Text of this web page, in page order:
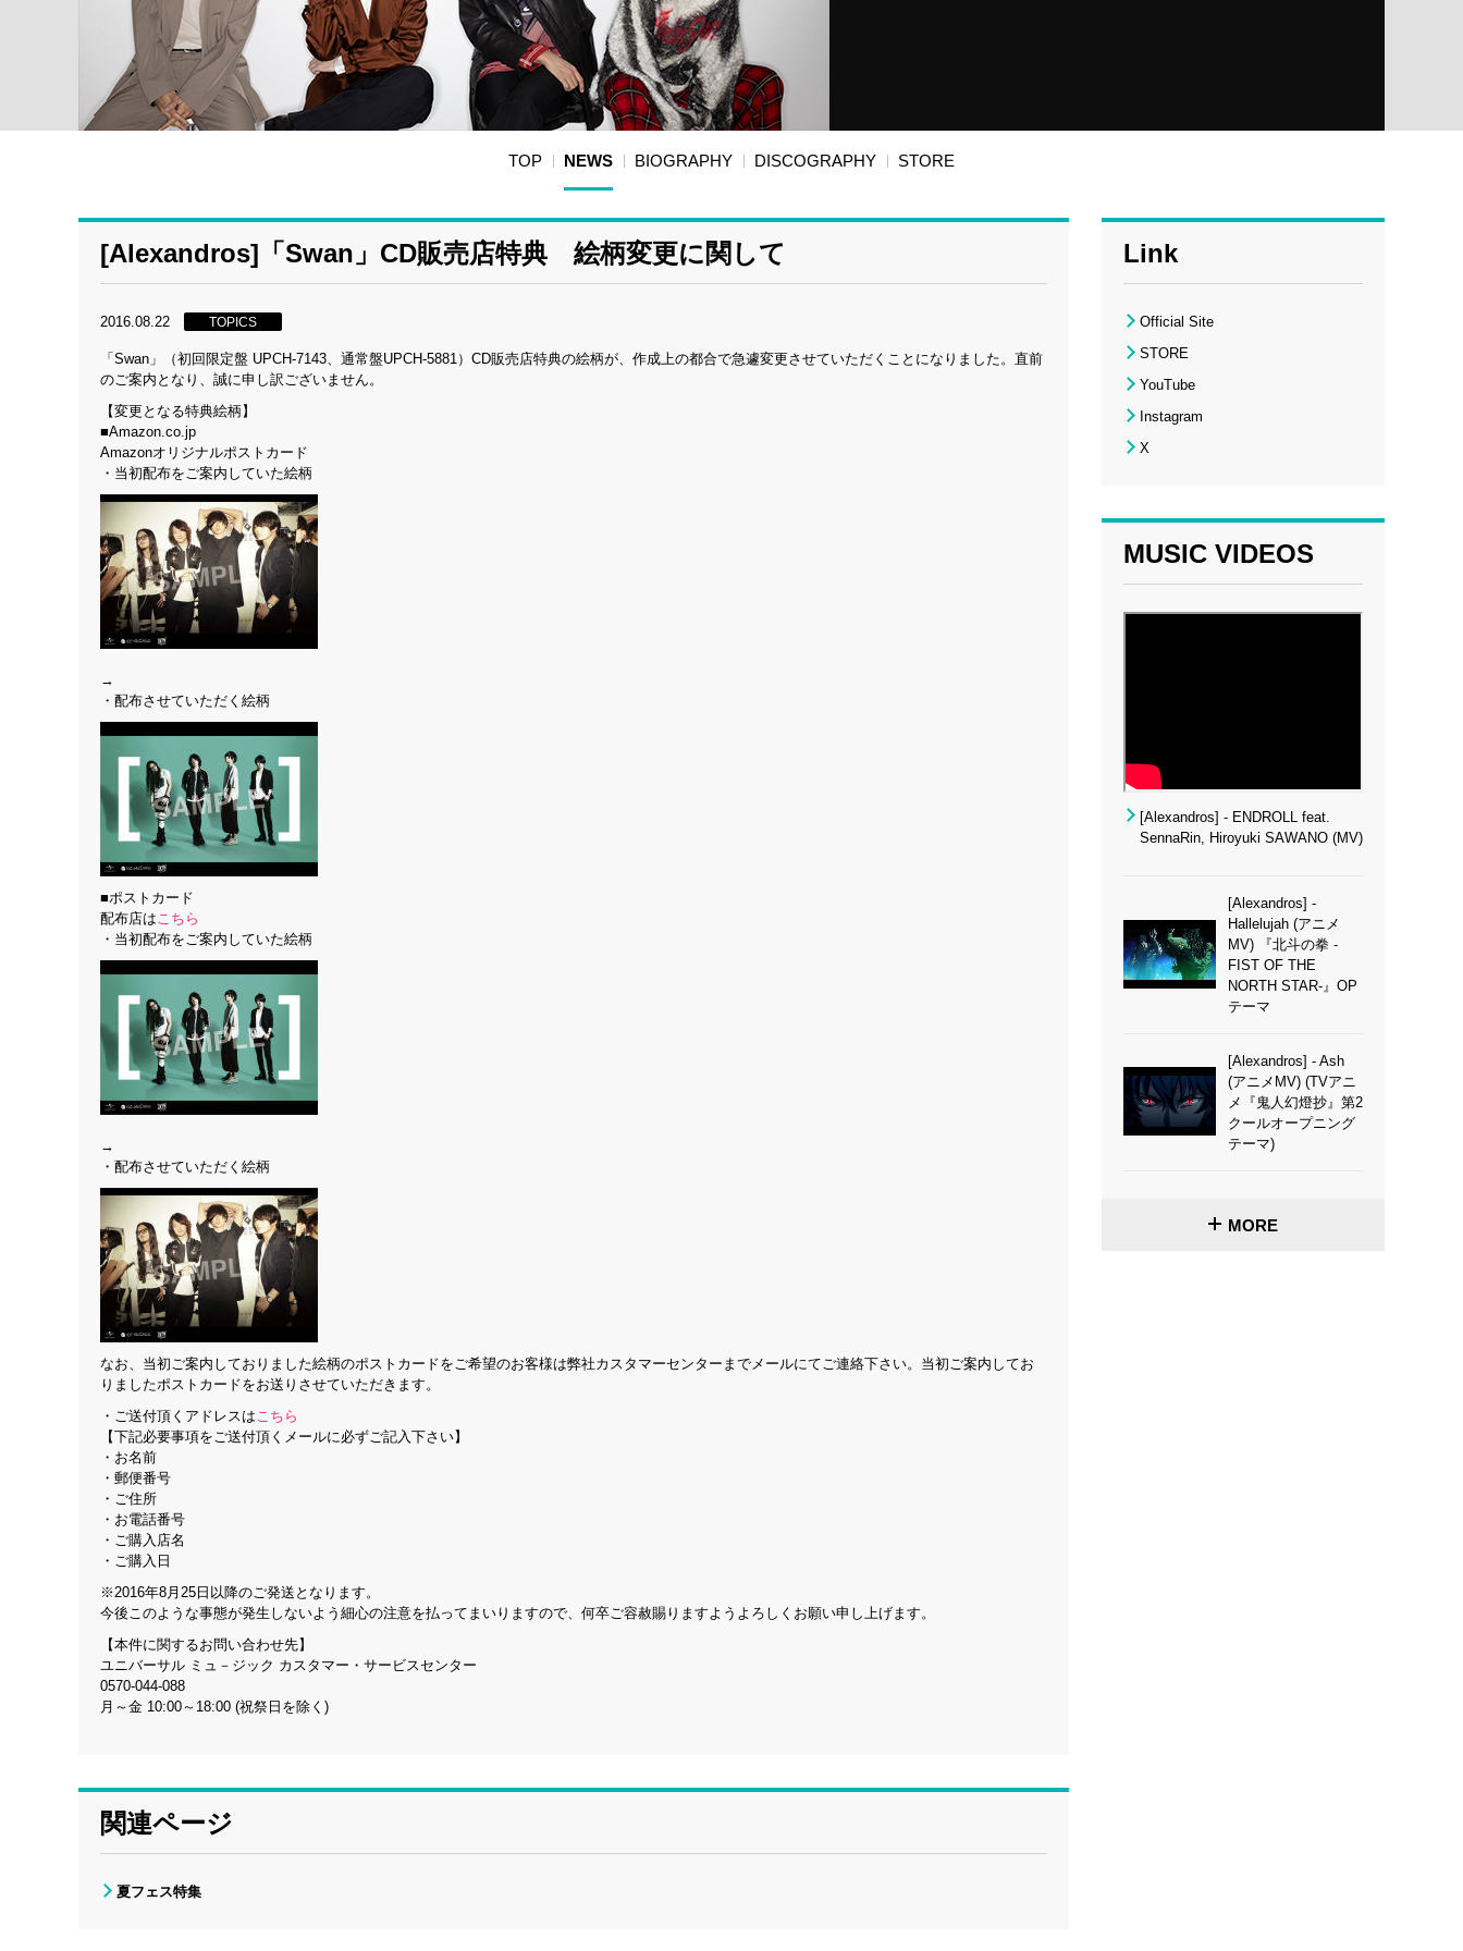
TOP NEWS BIOGRAPHY DISCOGRAPHY STORE
[Alexandros]「Swan」CD販売店特典 絵柄変更に関して
2016.08.22 TOPICS
「Swan」（初回限定盤 UPCH-7143、通常盤UPCH-5881）CD販売店特典の絵柄が、作成上の都合で急遽変更させていただくことになりました。直前
のご案内となり、誠に申し訳ございません。
【変更となる特典絵柄】
■Amazon.co.jp
Amazonオリジナルポストカード
・当初配布をご案内していた絵柄
→
・配布させていただく絵柄
■ポストカード
配布店はこちら
・当初配布をご案内していた絵柄
→
・配布させていただく絵柄
なお、当初ご案内しておりました絵柄のポストカードをご希望のお客様は弊社カスタマーセンターまでメールにてご連絡下さい。当初ご案内してお
りましたポストカードをお送りさせていただきます。
・ご送付頂くアドレスはこちら
【下記必要事項をご送付頂くメールに必ずご記入下さい】
・お名前
・郵便番号
・ご住所
・お電話番号
・ご購入店名
・ご購入日
※2016年8月25日以降のご発送となります。
今後このような事態が発生しないよう細心の注意を払ってまいりますので、何卒ご容赦賜りますようよろしくお願い申し上げます。
【本件に関するお問い合わせ先】
ユニバーサル ミュ－ジック カスタマー・サービスセンター
0570-044-088
月～金 10:00～18:00 (祝祭日を除く)
関連ページ
夏フェス特集
Link
Official Site
STORE
YouTube
Instagram
X
MUSIC VIDEOS
[Alexandros] - ENDROLL feat.
SennaRin, Hiroyuki SAWANO (MV)
[Alexandros] -
Hallelujah (アニメ
MV) 『北斗の拳 -
FIST OF THE
NORTH STAR-』OP
テーマ
[Alexandros] - Ash
(アニメMV) (TVアニ
メ『鬼人幻燈抄』第2
クールオープニング
テーマ)
MORE